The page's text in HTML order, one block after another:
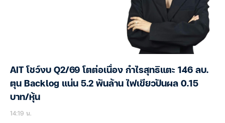
AIT โชว์งบ Q2/69 โตต่อเนื่อง กำไรสุทธิแตะ 146 ลบ.
ตุน Backlog แน่น 5.2 พันล้าน ไฟเขียวปันผล 0.15
บาท/หุ้น
14:19 น.